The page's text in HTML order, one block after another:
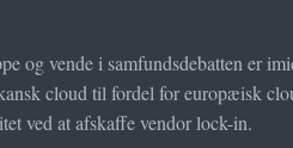
og vende i samfundsdebatten er
cloud til fordel for europæisk
ved at afskaffe vendor lock-in.